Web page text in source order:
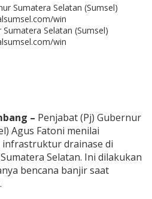
Selatan (Sumsel)
win
– Penjabat (Pj) Gubernur
Agus Fatoni menilai
drainase di
Selatan. Ini dilakukan
bencana banjir saat